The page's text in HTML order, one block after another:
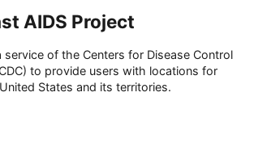
AIDS Project
service of the Centers for Disease Control
to provide users with locations for
States and its territories.